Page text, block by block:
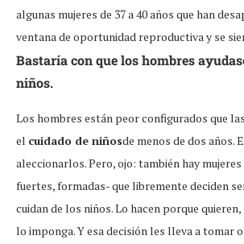
algunas mujeres de 37 a 40 años que han
ventana de oportunidad reproductiva y se
Bastaría con que los hombres
niños.
Los hombres están peor configurados que
el cuidado de niñosde menos de dos años.
aleccionarlos. Pero, ojo: también hay
fuertes, formadas- que libremente deciden
cuidan de los niños. Lo hacen porque
lo imponga. Y esa decisión les lleva a tomar